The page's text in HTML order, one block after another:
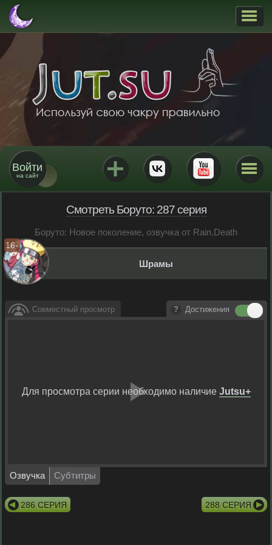
Войти
на сайт
Смотреть Боруто: 287 серия
Боруто: Новое поколение, озвучка от Rain.Death
16+
Шрамы
Совместный просмотр Достижения
Для просмотра серии необходимо наличие Jutsu+
видео
Озвучка Субтитры
286 СЕРИЯ 288 СЕРИЯ